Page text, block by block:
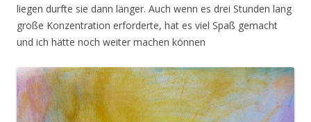
liegen durfte sie dann länger. Auch wenn es drei Stunden lang
große Konzentration erforderte, hat es viel Spaß gemacht
und ich hätte noch weiter machen können